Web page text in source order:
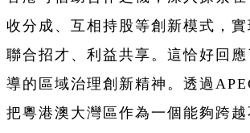
收分成、互相持股等創新模式，實
聯合招才、利益共享。這恰好回
導的區域治理創新精神。透過
把粵港澳大灣區作為一個能夠跨